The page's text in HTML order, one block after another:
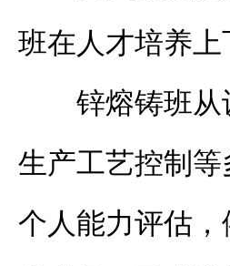
班在人才培养上
锌熔铸班
生产工艺控制
个人能力评估